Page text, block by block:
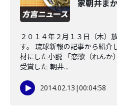
家朝井ま
２０１４年２月１３日（木）
す。 琉球新報の記事から紹介
材にした小説 「恋歌（れんか
受賞した 朝井...
2014.02.13 |00:04:58